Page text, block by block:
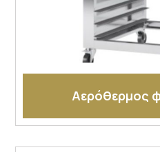
Αερόθερμος